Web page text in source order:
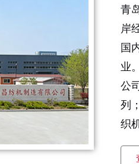
青
岸
国
业。
公
列
织